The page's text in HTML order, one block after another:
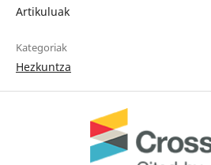
Artikuluak
Kategoriak
Hezkuntza